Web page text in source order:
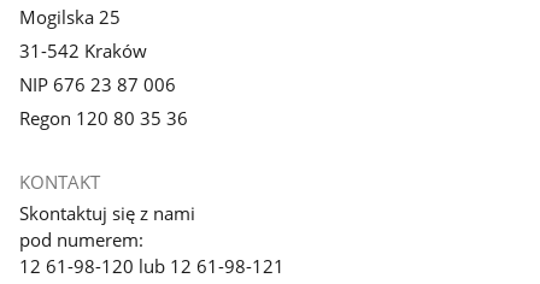
Mogilska 25
31-542 Kraków
NIP 676 23 87 006
Regon 120 80 35 36
KONTAKT
Skontaktuj się z nami
pod numerem:
12 61-98-120 lub 12 61-98-121